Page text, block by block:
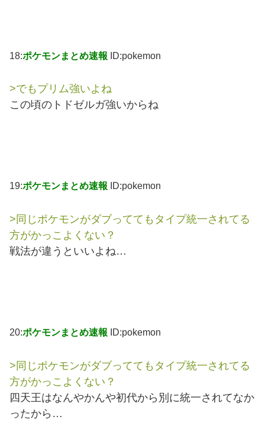
18:ポケモンまとめ速報 ID:pokemon
>でもプリム強いよね
この頃のトドゼルガ強いからね
19:ポケモンまとめ速報 ID:pokemon
>同じポケモンがダブっててもタイプ統一されてる
方がかっこよくない？
戦法が違うといいよね…
20:ポケモンまとめ速報 ID:pokemon
>同じポケモンがダブっててもタイプ統一されてる
方がかっこよくない？
四天王はなんやかんや初代から別に統一されてなか
ったから…